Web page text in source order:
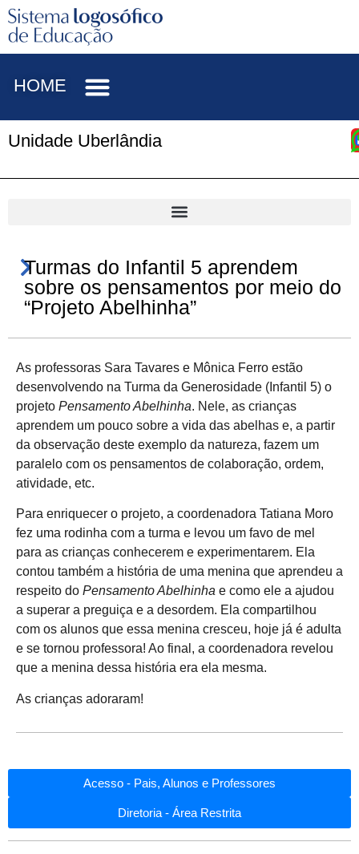
HOME
Unidade Uberlândia
Turmas do Infantil 5 aprendem
sobre os pensamentos por meio do
“Projeto Abelhinha”
As professoras Sara Tavares e Mônica Ferro estão
desenvolvendo na Turma da Generosidade (Infantil 5) o
projeto Pensamento Abelhinha. Nele, as crianças
aprendem um pouco sobre a vida das abelhas e, a partir
da observação deste exemplo da natureza, fazem um
paralelo com os pensamentos de colaboração, ordem,
atividade, etc.
Para enriquecer o projeto, a coordenadora Tatiana Moro
fez uma rodinha com a turma e levou um favo de mel
para as crianças conhecerem e experimentarem. Ela
contou também a história de uma menina que aprendeu a
respeito do Pensamento Abelhinha e como ele a ajudou
a superar a preguiça e a desordem. Ela compartilhou
com os alunos que essa menina cresceu, hoje já é adulta
e se tornou professora! Ao final, a coordenadora revelou
que a menina dessa história era ela mesma.
As crianças adoraram!
Acesso - Pais, Alunos e Professores
Diretoria - Área Restrita